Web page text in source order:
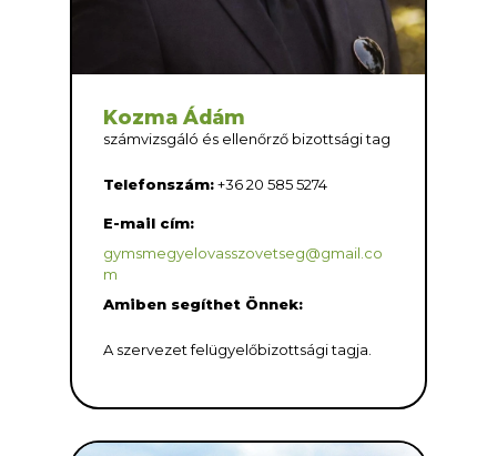
Kozma Ádám
számvizsgáló és ellenőrző bizottsági tag
Telefonszám: +36 20 585 5274
E-mail cím:
gymsmegyelovasszovetseg@gmail.co
m
Amiben segíthet Önnek:
A szervezet felügyelőbizottsági tagja.